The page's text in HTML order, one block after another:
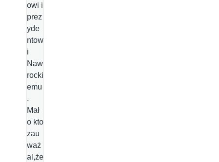
owi i
prez
yde
ntow
i
Naw
rocki
emu
.
Mał
o kto
zau
waż
al,że